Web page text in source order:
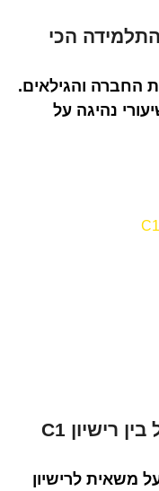
הכי
החברה והגילאים.
נהיגה על
אחת ולתמיד: מה ההבדל בין רישיון C1
משאית לרישיון